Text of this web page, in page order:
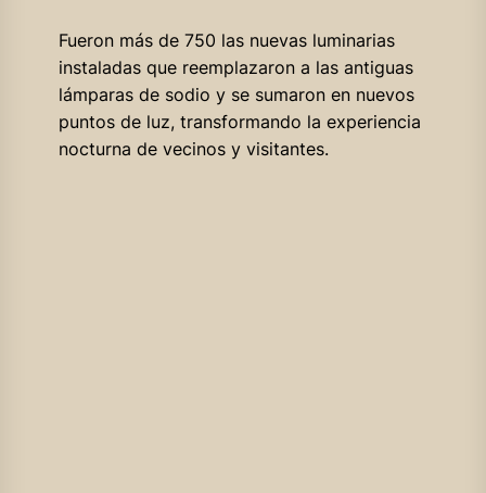
Fueron más de 750 las nuevas luminarias
instaladas que reemplazaron a las antiguas
lámparas de sodio y se sumaron en nuevos
puntos de luz, transformando la experiencia
nocturna de vecinos y visitantes.